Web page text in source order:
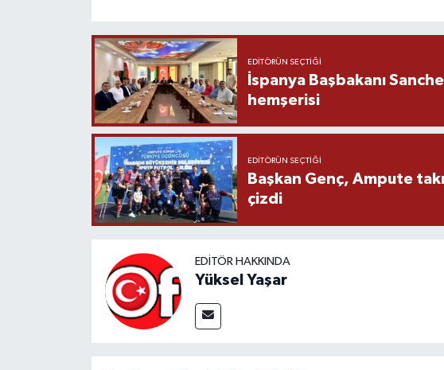
EDITÖRÜN SEÇTIĞI
İspanya Başbakanı
hemşerisi
EDITÖRÜN SEÇTIĞI
Başkan Genç, Ampute
çizdi
EDITÖR HAKKINDA
Yüksel Yaşar